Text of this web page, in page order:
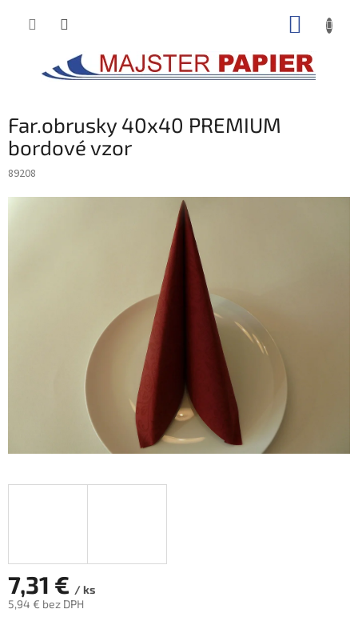
Far.obrusky 40x40 PREMIUM
bordové vzor
89208
7,31 € / ks
5,94 € bez DPH